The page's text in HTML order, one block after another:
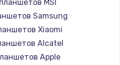
MSI
Samsung
Xiaomi
Alcatel
Apple